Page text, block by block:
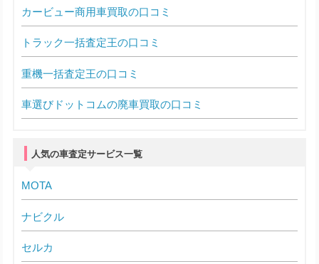
カービュー商用車買取の口コミ
トラック一括査定王の口コミ
重機一括査定王の口コミ
車選びドットコムの廃車買取の口コミ
人気の車査定サービス一覧
MOTA
ナビクル
セルカ